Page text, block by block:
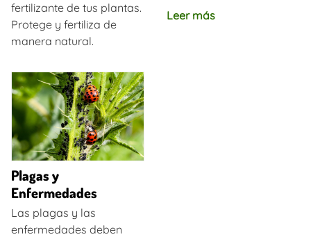
fertilizante de tus plantas.
Protege y fertiliza de
manera natural.
Leer más
Plagas y
Enfermedades
Las plagas y las
enfermedades deben